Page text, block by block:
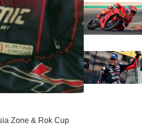
Zone & Rok Cup